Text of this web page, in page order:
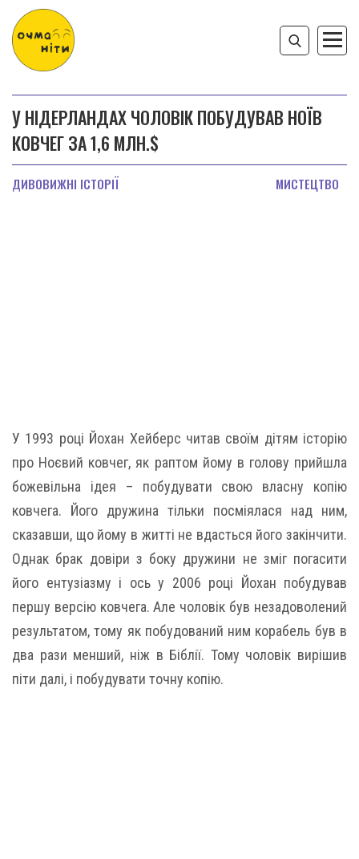
У НІДЕРЛАНДАХ ЧОЛОВІК ПОБУДУВАВ НОЇВ
КОВЧЕГ ЗА 1,6 МЛН.$
ДИВОВИЖНІ ІСТОРІЇ МИСТЕЦТВО
У 1993 році Йохан Хейберс читав своїм дітям історію
про Ноєвий ковчег, як раптом йому в голову прийшла
божевільна ідея – побудувати свою власну копію
ковчега. Його дружина тільки посміялася над ним,
сказавши, що йому в житті не вдасться його закінчити.
Однак брак довіри з боку дружини не зміг погасити
його ентузіазму і ось у 2006 році Йохан побудував
першу версію ковчега. Але чоловік був незадоволений
результатом, тому як побудований ним корабель був в
два рази менший, ніж в Біблії. Тому чоловік вирішив
піти далі, і побудувати точну копію.